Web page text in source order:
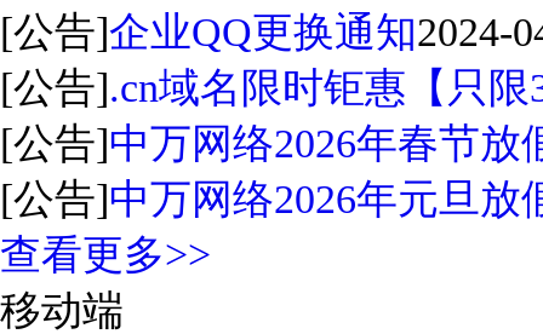
[公告]企业QQ更换通知2024-
[公告].cn域名限时钜惠【只限
[公告]中万网络2026年春节放
[公告]中万网络2026年元旦放
查看更多>>
移动端